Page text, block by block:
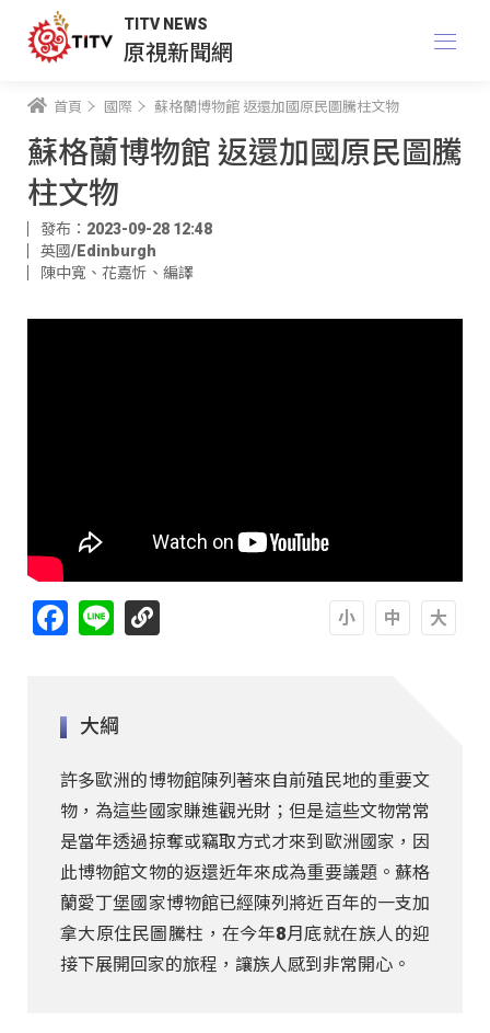
TITV NEWS
原視新聞網
首頁 國際 蘇格蘭博物館 返還加國原民圖騰柱文物
蘇格蘭博物館 返還加國原民圖騰
柱文物
發布：2023-09-28 12:48
英國/Edinburgh
陳中寬 、 花嘉忻 、 編譯
Facebook
Line
大綱
許多歐洲的博物館陳列著來自前殖民地的重要文
物，為這些國家賺進觀光財；但是這些文物常常
是當年透過掠奪或竊取方式才來到歐洲國家，因
此博物館文物的返還近年來成為重要議題。蘇格
蘭愛丁堡國家博物館已經陳列將近百年的一支加
拿大原住民圖騰柱，在今年8月底就在族人的迎
接下展開回家的旅程，讓族人感到非常開心。